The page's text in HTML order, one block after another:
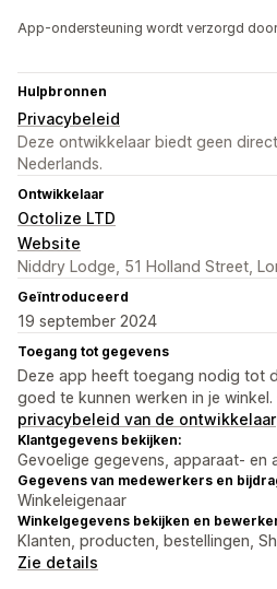
App-ondersteuning wordt verzorgd
Hulpbronnen
Privacybeleid
Deze ontwikkelaar biedt geen
Nederlands.
Ontwikkelaar
Octolize LTD
Website
Niddry Lodge, 51 Holland Street,
Geïntroduceerd
19 september 2024
Toegang tot gegevens
Deze app heeft toegang nodig tot
goed te kunnen werken in je
privacybeleid van de ontwikkelaar
Klantgegevens bekijken:
Gevoelige gegevens, apparaat- en
Gegevens van medewerkers en
Winkeleigenaar
Winkelgegevens bekijken en
Klanten, producten, bestellingen,
Zie details